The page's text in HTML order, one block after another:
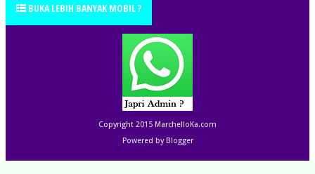
TERMS OF SERVICE SITEMAP
BUKA LEBIH BANYAK MOBIL ?
Copyright 2015 MarchelloKa.com
Powered by Blogger